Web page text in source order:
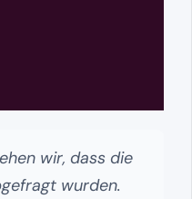
wir, dass die
wurden.